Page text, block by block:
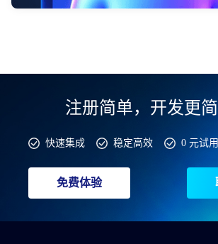
注册简单，开发更简
快速集成 稳定高效 0 元试用
免费体验